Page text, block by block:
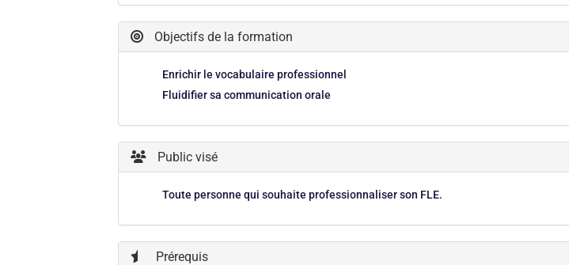
Objectifs de la formation
Enrichir le vocabulaire professionnel
Fluidifier sa communication orale
Public visé
Toute personne qui souhaite professionnaliser son FLE.
Prérequis